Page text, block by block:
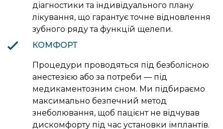
діагностики та індивідуального плану
лікування, що гарантує точне відновлення
зубного ряду та функцій щелепи.
КОМФОРТ
Процедури проводяться під безболісною
анестезією або за потреби — під
медикаментозним сном. Ми підбираємо
максимально безпечний метод
знеболювання, щоб пацієнт не відчував
дискомфорту під час установки імплантів.